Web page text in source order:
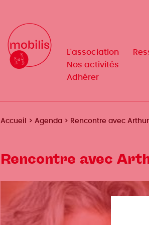
Navigation
principale
L'association
Nos activités
Adhérer
Navigation
principale
L'association
Nos activités
Adhérer
Fil
Accueil Agenda Rencontre avec
Rencontre avec